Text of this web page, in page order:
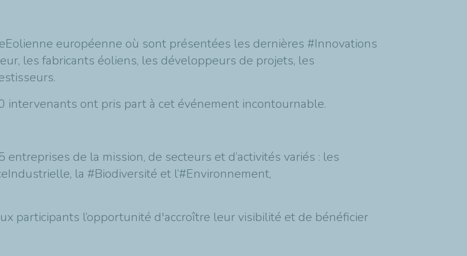
européenne où sont présentées les dernières #Innovations
les fabricants éoliens, les développeurs de projets, les
ont pris part à cet événement incontournable.
de la mission, de secteurs et d’activités variés : les
la #Biodiversité et l’#Environnement,
participants l’opportunité d'accroître leur visibilité et de bénéficier